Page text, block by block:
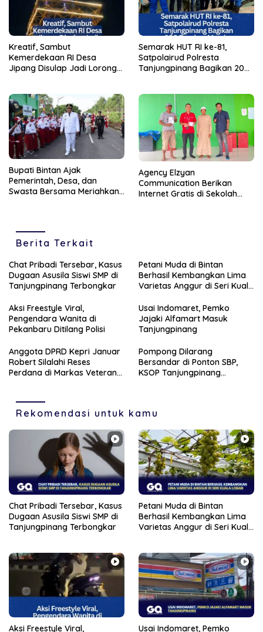
Kreatif, Sambut
Kemerdekaan RI Desa
Jipang Disulap Jadi Lorong
Semarak HUT RI ke-81,
Satpolairud Polresta
Tanjungpinang Bagikan 200
Bupati Bintan Ajak
Pemerintah, Desa, dan
Swasta Bersama Meriahkan
Agency Elzyan
Communication Berikan
Internet Gratis di Sekolah
Berita Terkait
Chat Pribadi Tersebar, Kasus
Dugaan Asusila Siswi SMP di
Tanjungpinang Terbongkar
Petani Muda di Bintan
Berhasil Kembangkan Lima
Varietas Anggur di Seri Kuala
Aksi Freestyle Viral,
Pengendara Wanita di
Pekanbaru Ditilang Polisi
Usai Indomaret, Pemko
Jajaki Alfamart Masuk
Tanjungpinang
Anggota DPRD Kepri Januar
Robert Silalahi Reses
Perdana di Markas Veteran
Pompong Dilarang
Bersandar di Ponton SBP,
KSOP Tanjungpinang
Rekomendasi untuk kamu
Chat Pribadi Tersebar, Kasus
Dugaan Asusila Siswi SMP di
Tanjungpinang Terbongkar
Petani Muda di Bintan
Berhasil Kembangkan Lima
Varietas Anggur di Seri Kuala
Aksi Freestyle Viral, Usai Indomaret, Pemko